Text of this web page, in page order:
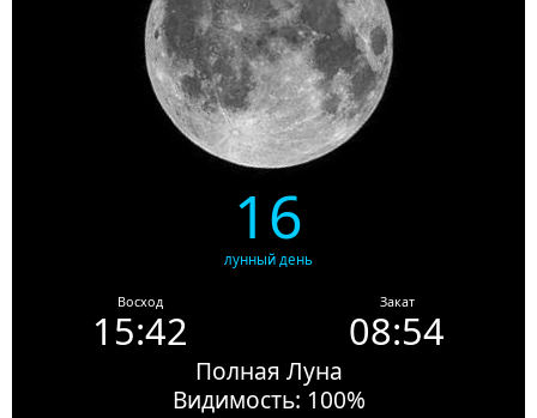
16
лунный день
Восход
15:42
Закат
08:54
Полная Луна
Видимость: 100%